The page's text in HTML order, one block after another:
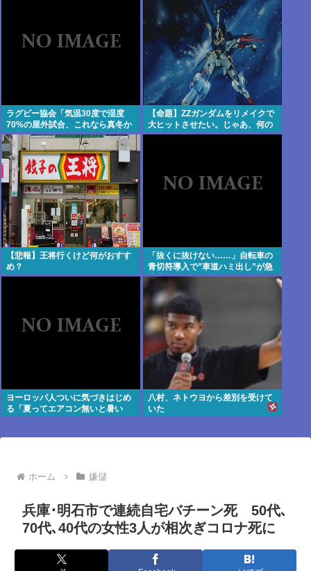
ン』の思い出
ラグビー協会「気温30度で湿度
70%の屋外試合、これなら真冬か
ら来たオーストラリア代表に勝て
るだろw」なのに敗北
【命題】ZZガンダムをリメイクで
大ヒットさせたい。じゃあ、何の
要素を足せばいい？
【悲報】王将行くけど何がおすす
め？
「抜くに抜けない……」自転車の
青切符導入で”車道ハミ出し”が急
増中
ヨーロッパ人ついに気づきはじめ
る「夏ってエアコン無いと暑い
八村、ネトウヨから差別を受けて
いた
ホーム 嫌儲
兵庫･明石市で連続自宅バチーン死 50代､
70代､40代の女性3人が相次ぎコロナ死に